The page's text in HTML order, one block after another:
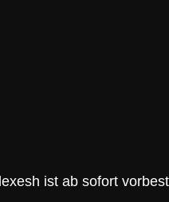
ist ab sofort